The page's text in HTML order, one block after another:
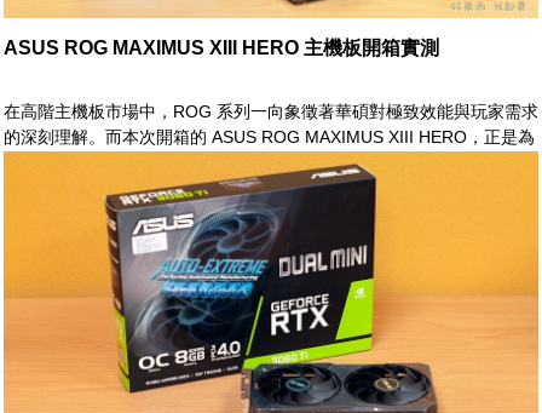
ASUS ROG MAXIMUS XIII HERO 主機板開箱實測
在高階主機板市場中，ROG 系列一向象徵著華碩對極致效能與玩家需求
的深刻理解。而本次開箱的 ASUS ROG MAXIMUS XIII HERO，正是為
Intel 第 11 代處理器平台量身打造的代表之作。延續 ROG 一貫的電競
風格與紮實用料，MAXIMUS XIII HERO 不僅在供電設計與散熱配置上
全面升級，更導入 PCIe 4.0、WiFi 6E 等新世代技術，為追求效能與穩
定性的玩家提供完整支援